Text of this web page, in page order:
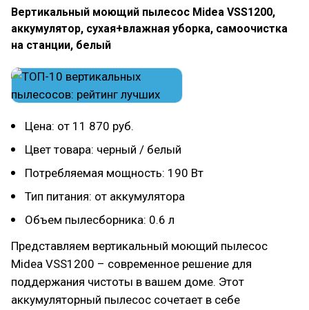
Вертикальный моющий пылесос Midea VSS1200,
аккумулятор, сухая+влажная уборка, самоочистка
на станции, белый
Цена: от 11 870 руб.
Цвет товара: черный / белый
Потребляемая мощность: 190 Вт
Тип питания: от аккумулятора
Объем пылесборника: 0.6 л
Представляем вертикальный моющий пылесос
Midea VSS1200 – современное решение для
поддержания чистоты в вашем доме. Этот
аккумуляторный пылесос сочетает в себе